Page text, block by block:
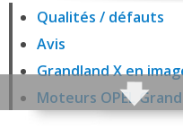
Qualités / défauts
Avis
Grandland X en
Moteurs OPEL